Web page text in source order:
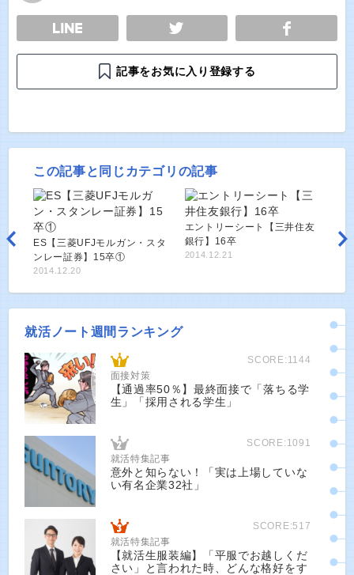
TWEET
記事をお気に入り登録する
この記事と同じカテゴリの記事
ES【三菱UFJモルガン・スタ
ンレー証券】15卒①
2014.12.20
エントリーシート【三井住友
銀行】16卒
2014.12.21
就活ノート週間ランキング
SCORE:1144
面接対策
【通過率50％】最終面接で「落ちる学
生」「採用される学生」
SCORE:1091
就活特集記事
意外と知らない！「実は上場していな
い有名企業32社」
SCORE:517
就活特集記事
【就活生服装編】「平服でお越しくだ
さい」と言われた時、どんな格好をす